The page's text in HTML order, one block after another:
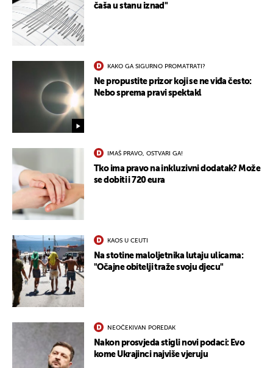
čaša u stanu iznad"
KAKO GA SIGURNO PROMATRATI?
Ne propustite prizor koji se ne viđa često:
Nebo sprema pravi spektakl
IMAŠ PRAVO, OSTVARI GA!
Tko ima pravo na inkluzivni dodatak? Može
se dobiti i 720 eura
KAOS U CEUTI
Na stotine maloljetnika lutaju ulicama:
"Očajne obitelji traže svoju djecu"
NEOČEKIVAN POREDAK
Nakon prosvjeda stigli novi podaci: Evo
kome Ukrajinci najviše vjeruju